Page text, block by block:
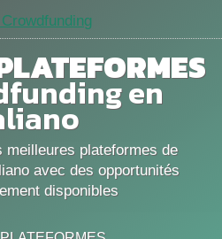
en
meilleures plateformes de
avec des opportunités
disponibles